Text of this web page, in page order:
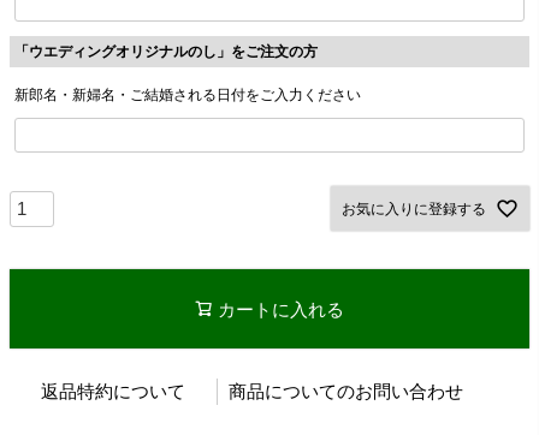
「ウエディングオリジナルのし」をご注文の方
新郎名・新婦名・ご結婚される日付をご入力ください
お気に入りに登録する
カートに入れる
返品特約について 商品についてのお問い合わせ